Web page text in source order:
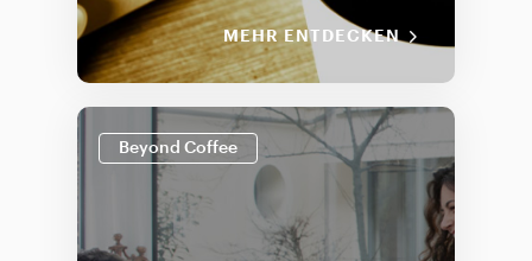
MEHR ENTDECKEN
Beyond Coffee